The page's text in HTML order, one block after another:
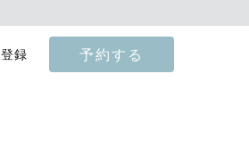
録 予約する